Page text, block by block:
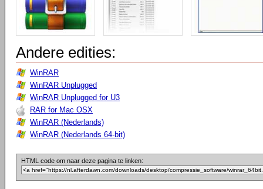
Andere edities:
WinRAR
WinRAR Unplugged
WinRAR Unplugged for U3
RAR for Mac OSX
WinRAR (Nederlands)
WinRAR (Nederlands 64-bit)
HTML code om naar deze pagina te linken: